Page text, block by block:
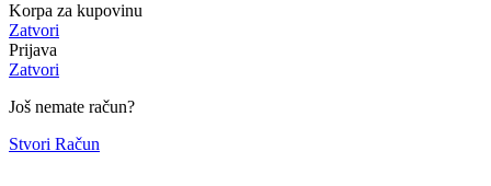
Korpa za kupovinu
Zatvori
Prijava
Zatvori
Još nemate račun?
Stvori Račun